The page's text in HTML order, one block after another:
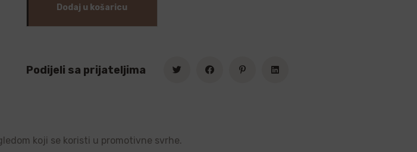
Dodaj u košaricu
Podijeli sa prijateljima
koji se koristi u promotivne svrhe.